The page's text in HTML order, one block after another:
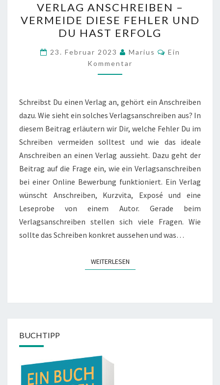
ANSCHREIBEN
–
VERMEIDE
DIESE
FEHLER
UND
HAST
ERFOLG
VERLAG ANSCHREIBEN –
VERMEIDE DIESE FEHLER UND
DU HAST ERFOLG
23. Februar 2023 Marius Kommentare
Ein
Kommentar
Schreibst Du einen Verlag an, gehört ein Anschreiben
dazu. Wie sieht ein solches Verlagsanschreiben aus? In
diesem Beitrag erläutern wir Dir, welche Fehler Du im
Schreiben vermeiden solltest und wie das ideale
Anschreiben an einen Verlag aussieht. Dazu geht der
Beitrag auf die Frage ein, wie ein Verlagsanschreiben
bei einer Online Bewerbung funktioniert. Ein Verlag
wünscht Anschreiben, Kurzvita, Exposé und eine
Leseprobe von einem Autor. Gerade beim
Verlagsanschreiben stellen sich viele Fragen. Wie
sollte das Schreiben konkret aussehen und was…
WEITERLESENWEITERLESEN
BUCHTIPP